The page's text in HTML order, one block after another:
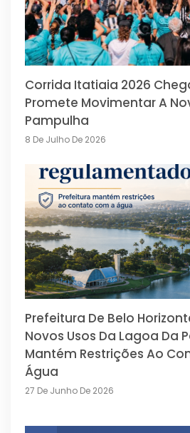
Corrida Itatiaia 2026
Promete Movimentar A
Pampulha
8 De Julho De 2026
Prefeitura De Belo
Novos Usos Da Lagoa Da
Mantém Restrições Ao
Água
27 De Junho De 2026